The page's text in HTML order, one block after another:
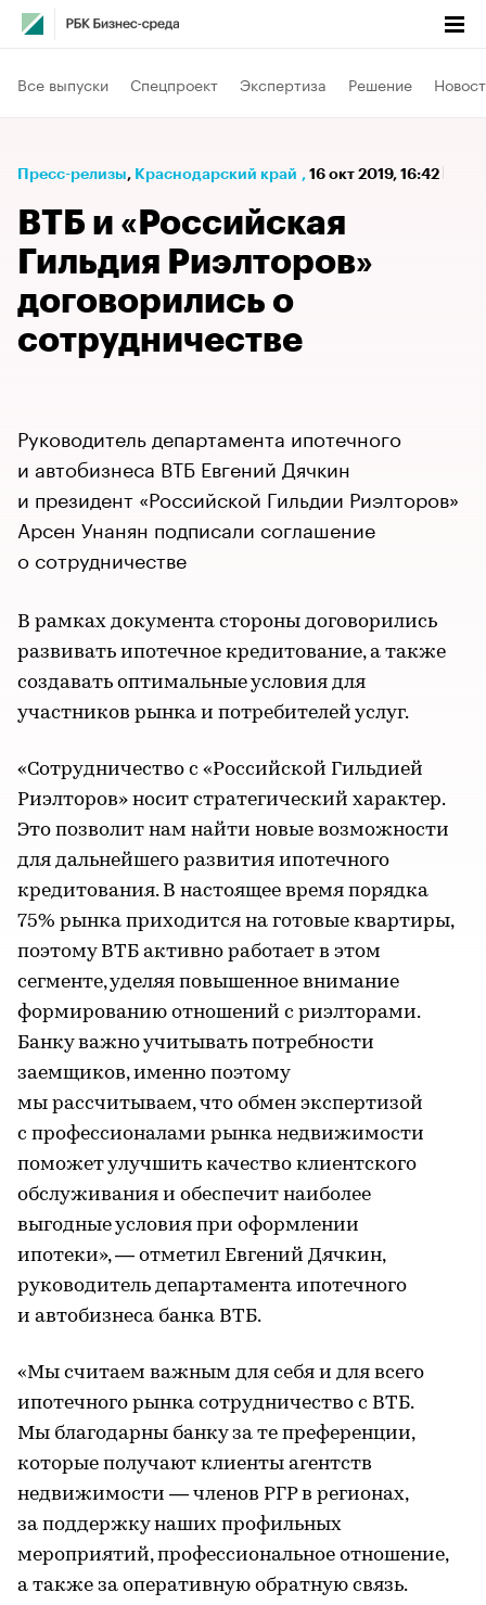
Все выпуски Спецпроект Экспертиза Решение
Пресс-релизы⁠, Краснодарский край , 16 окт 2019, 16:42
ВТБ и «Российская
Гильдия Риэлторов»
договорились о
сотрудничестве
Руководитель департамента ипотечного
и автобизнеса ВТБ Евгений Дячкин
и президент «Российской Гильдии Риэлторов»
Арсен Унанян подписали соглашение
о сотрудничестве
В рамках документа стороны договорились
развивать ипотечное кредитование, а также
создавать оптимальные условия для
участников рынка и потребителей услуг.
«Сотрудничество с «Российской Гильдией
Риэлторов» носит стратегический характер.
Это позволит нам найти новые возможности
для дальнейшего развития ипотечного
кредитования. В настоящее время порядка
75% рынка приходится на готовые квартиры,
поэтому ВТБ активно работает в этом
сегменте, уделяя повышенное внимание
формированию отношений с риэлторами.
Банку важно учитывать потребности
заемщиков, именно поэтому
мы рассчитываем, что обмен экспертизой
с профессионалами рынка недвижимости
поможет улучшить качество клиентского
обслуживания и обеспечит наиболее
выгодные условия при оформлении
ипотеки», — отметил Евгений Дячкин,
руководитель департамента ипотечного
и автобизнеса банка ВТБ.
«Мы считаем важным для себя и для всего
ипотечного рынка сотрудничество с ВТБ.
Мы благодарны банку за те преференции,
которые получают клиенты агентств
недвижимости — членов РГР в регионах,
за поддержку наших профильных
мероприятий, профессиональное отношение,
а также за оперативную обратную связь.